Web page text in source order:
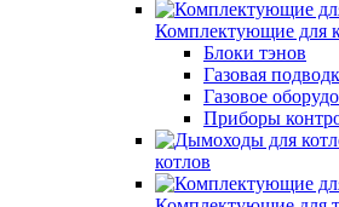
Комплектующие для
Блоки тэнов
Газовая
Газовое
Приборы
котлов